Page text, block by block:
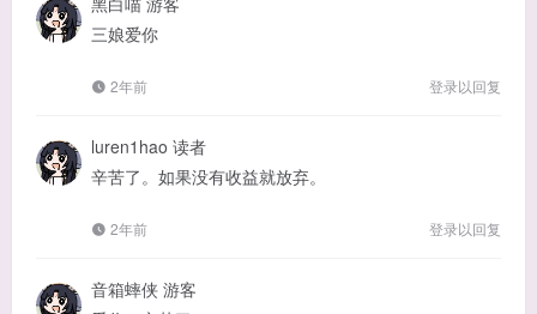
三娘爱你
2年前 登录以回复
luren1hao 读者
辛苦了。如果没有收益就放弃。
2年前 登录以回复
音箱蟀侠 游客